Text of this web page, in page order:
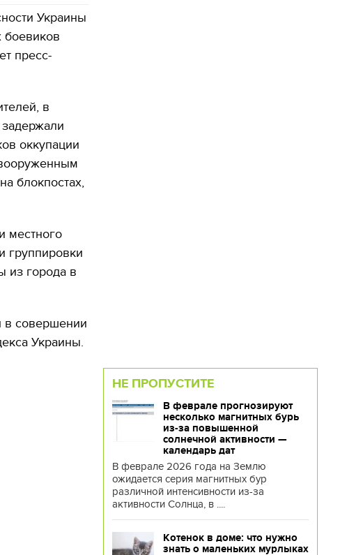
Украины
боевиков
пресс-
в
оккупации
блокпостах,
местного
группировки
из города в
в совершении
Украины.
НЕ ПРОПУСТИТЕ
В феврале прогнозируют
несколько магнитных бурь
из-за повышенной
солнечной активности —
календарь дат
В феврале 2026 года на Землю
ожидается серия магнитных бур
различной интенсивности из-за
активности Солнца, в ....
Котенок в доме: что нужно
знать о маленьких мурлыках